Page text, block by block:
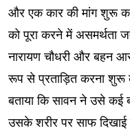
और एक कार की मांग शुरू
को पूरा करने में असमर्थता
नारायण चौधरी और बहन
रूप से प्रताड़ित करना शुरू
बताया कि सावन ने उसे कई
उसके शरीर पर साफ